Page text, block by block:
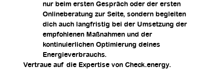
nur beim ersten Gespräch oder der ersten
Onlineberatung zur Seite, sondern begleiten
dich auch langfristig bei der Umsetzung der
empfohlenen Maßnahmen und der
kontinuierlichen Optimierung deines
Energieverbrauchs.
Vertraue auf die Expertise von Check.energy.